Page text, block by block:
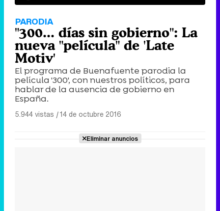
PARODIA
"300... días sin gobierno": La
nueva "película" de 'Late
Motiv'
El programa de Buenafuente parodia la
película '300', con nuestros políticos, para
hablar de la ausencia de gobierno en
España.
5.944 vistas |14 de octubre 2016
Eliminar anuncios